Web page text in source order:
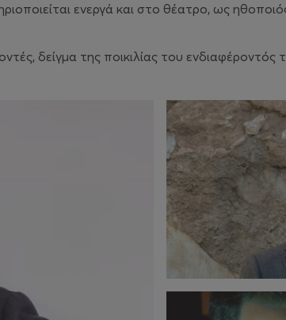
ενεργά και στο θέατρο, ως
δείγμα της ποικιλίας του